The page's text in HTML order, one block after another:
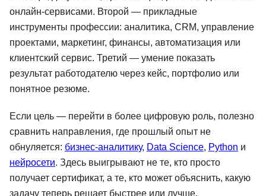
онлайн-сервисами. Второй — прикладные
инструменты профессии: аналитика, CRM, управление
проектами, маркетинг, финансы, автоматизация или
клиентский сервис. Третий — умение показать
результат работодателю через кейс, портфолио или
понятное резюме.
Если цель — перейти в более цифровую роль, полезно
сравнить направления, где прошлый опыт не
обнуляется: бизнес-аналитику, Data Science, Python и
нейросети. Здесь выигрывают не те, кто просто
получает сертификат, а те, кто может объяснить, какую
задачу теперь решает быстрее или лучше.